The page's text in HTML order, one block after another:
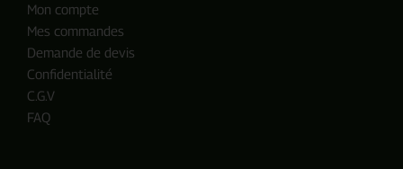
Notre équipe reviendra vers vous
en moins de 24h, c'est promis
Mon compte
Mes commandes
Demande de devis
Confidentialité
C.G.V
FAQ